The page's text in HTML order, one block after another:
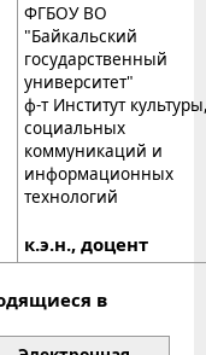
ФГБОУ ВО
"Байкальский
государственный
университет"
ф-т Институт
социальных
коммуникаций и
информационных
технологий
к.э.н., доцент
в